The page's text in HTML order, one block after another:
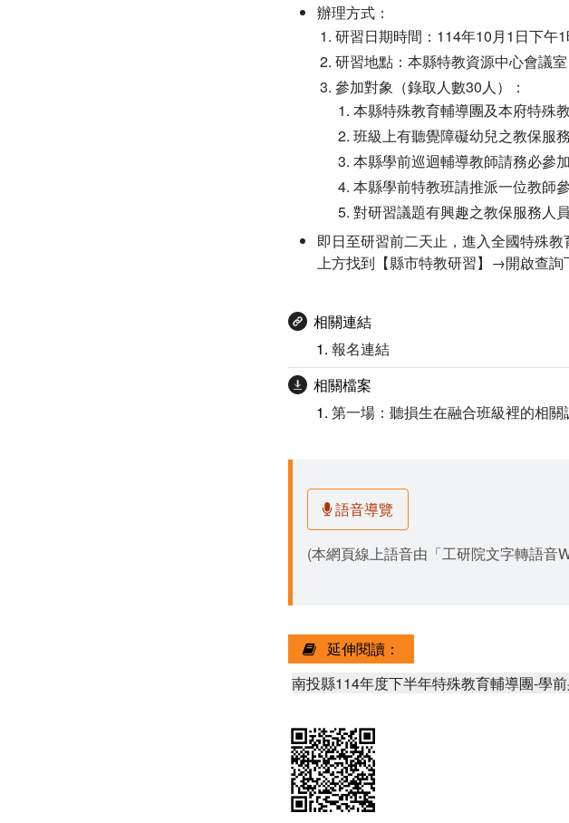
辦理方式：
研習日期時間：114年10月1日下午1
研習地點：本縣特教資源中心會議
參加對象（錄取人數30人）：
本縣特殊教育輔導團及本府特殊
班級上有聽覺障礙幼兒之教保服
本縣學前巡迴輔導教師請務必參加
本縣學前特教班請推派一位教師參
對研習議題有興趣之教保服務人員
即日至研習前二天止，進入全國特殊
上方找到【縣市特教研習】→開啟查詢
相關連結
報名連結
相關檔案
第一場：聽損生在融合班級裡的相關
語音導覽
(本網頁線上語音由「工研院文字轉語音
延伸閱讀：
南投縣114年度下半年特殊教育輔導團-學